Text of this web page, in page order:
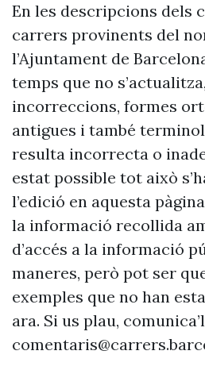
En les descripcions dels
carrers provinents del
l’Ajuntament de
temps que no
incorreccions, formes
antigues i també
resulta incorrecta o
estat possible tot això
l’edició en aquesta
la informació recollida
d’accés a la informació
maneres, però pot ser
exemples que no han
ara. Si us plau,